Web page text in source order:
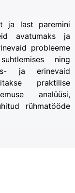
ja last paremini
avatumaks ja
probleeme
ning
ja erinevaid
praktilise
analüüsi,
rühmatööde